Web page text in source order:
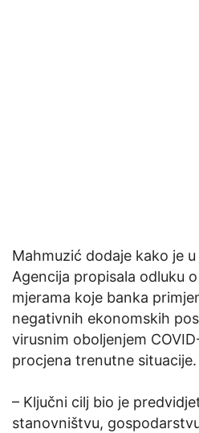
Mahmuzić dodaje kako je
Agencija propisala odluku
mjerama koje banka
negativnih ekonomskih
virusnim oboljenjem
procjena trenutne situacije.
– Ključni cilj bio je
stanovništvu,